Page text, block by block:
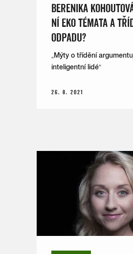
BERENIKA
NÍ EKO TÉMATA A
ODPADU?
„Mýty o třídění
inteligentní lidé“
26. 8. 2021